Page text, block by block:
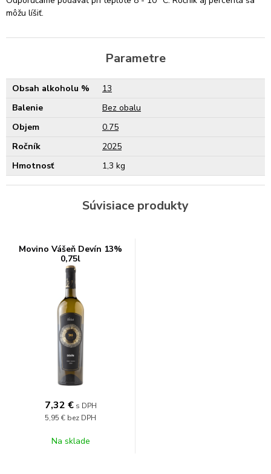
môžu líšiť.
Parametre
Obsah alkoholu %
13
Balenie
Bez obalu
Objem
0.75
Ročník
2025
Hmotnosť
1,3 kg
Súvisiace produkty
Movino Vášeň Devín 13%
0,75l
7,32 € s DPH
5,95 € bez DPH
Na sklade